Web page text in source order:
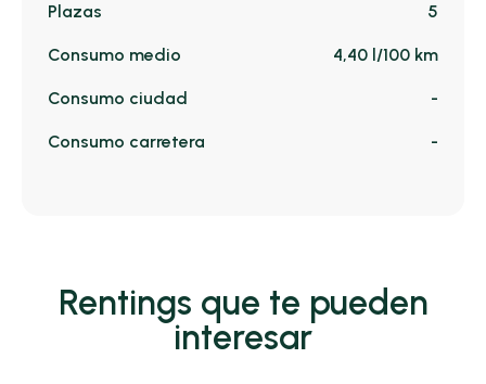
Plazas 5
Consumo medio 4,40 l/100 km
Consumo ciudad -
Consumo carretera -
Rentings que te pueden
interesar